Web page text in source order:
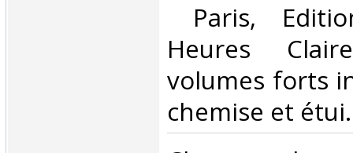
Paris,
Heures
volumes forts
chemise et